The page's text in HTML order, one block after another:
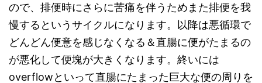
ので、排便時にさらに苦痛を伴うためまた排便を我
慢するというサイクルになります。以降は悪循環で
どんどん便意を感じなくなる＆直腸に便がたまるの
が悪化して便塊が大きくなります。終いには
overflowといって直腸にたまった巨大な便の周りを